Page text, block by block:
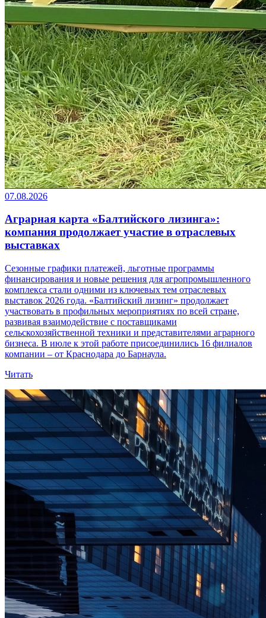
07.08.2026
Аграрная карта «Балтийского лизинга»:
компания продолжает участие в отраслевых
выставках
Сезонные графики платежей, льготные программы
финансирования и новые решения для агропромышленного
комплекса стали одними из ключевых тем отраслевых
выставок 2026 года. «Балтийский лизинг» продолжает
участвовать в профильных мероприятиях по всей стране,
развивая взаимодействие с поставщиками
сельскохозяйственной техники и представителями аграрного
бизнеса. В июле к этой работе присоединились 16 филиалов
компании – от Краснодара до Барнаула.
Читать